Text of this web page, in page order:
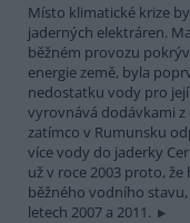
Místo klimatické krize
jaderných elektráren.
běžném provozu
energie země, byla
nedostatku vody pro
vyrovnává dodávkami z
zatímco v Rumunsku
více vody do jaderky
už v roce 2003 proto,
běžného vodního
letech 2007 a 2011.